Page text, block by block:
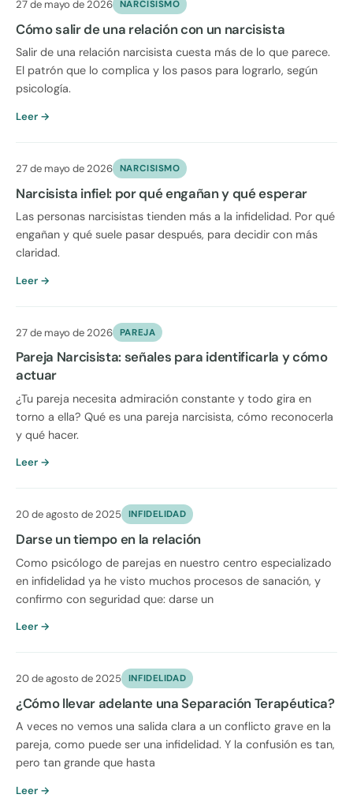
27 de mayo de 2026 NARCISISMO
Cómo salir de una relación con un narcisista
Salir de una relación narcisista cuesta más de lo que parece.
El patrón que lo complica y los pasos para lograrlo, según
psicología.
Leer →
27 de mayo de 2026 NARCISISMO
Narcisista infiel: por qué engañan y qué esperar
Las personas narcisistas tienden más a la infidelidad. Por qué
engañan y qué suele pasar después, para decidir con más
claridad.
Leer →
27 de mayo de 2026 PAREJA
Pareja Narcisista: señales para identificarla y cómo
actuar
¿Tu pareja necesita admiración constante y todo gira en
torno a ella? Qué es una pareja narcisista, cómo reconocerla
y qué hacer.
Leer →
20 de agosto de 2025 INFIDELIDAD
Darse un tiempo en la relación
Como psicólogo de parejas en nuestro centro especializado
en infidelidad ya he visto muchos procesos de sanación, y
confirmo con seguridad que: darse un
Leer →
20 de agosto de 2025 INFIDELIDAD
¿Cómo llevar adelante una Separación Terapéutica?
A veces no vemos una salida clara a un conflicto grave en la
pareja, como puede ser una infidelidad. Y la confusión es tan,
pero tan grande que hasta
Leer →